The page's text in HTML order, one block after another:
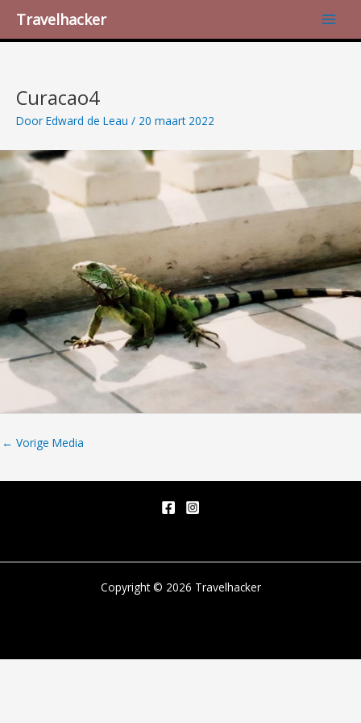
naar
de
Travelhacker
Main
Curacao4
Door Edward de Leau / 20 maart 2022
navigatie
← Vorige Media
Copyright © 2026 Travelhacker